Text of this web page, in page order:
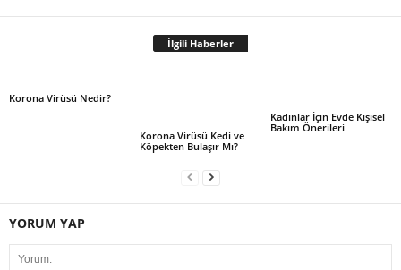
İlgili Haberler
Korona Virüsü Nedir?
Korona Virüsü Kedi ve
Köpekten Bulaşır Mı?
Kadınlar İçin Evde Kişisel
Bakım Önerileri
YORUM YAP